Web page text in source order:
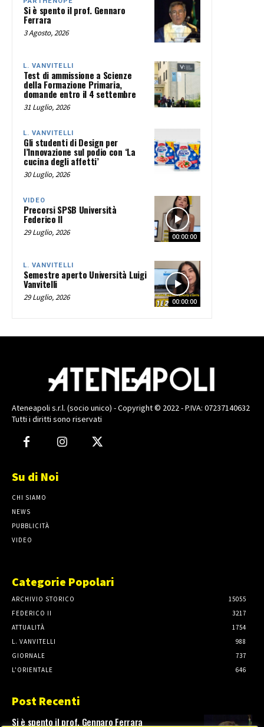
Si è spento il prof. Gennaro
Ferrara
3 Agosto, 2026
L. VANVITELLI
Test di ammissione a Scienze
della Formazione Primaria,
domande entro il 4 settembre
31 Luglio, 2026
L. VANVITELLI
Gli studenti di Design per
l’Innovazione sul podio con ‘La
cucina degli affetti’
30 Luglio, 2026
00:00:00
VIDEO
Precorsi SPSB Università
Federico II
29 Luglio, 2026
00:00:00
L. VANVITELLI
Semestre aperto Università Luigi
Vanvitelli
29 Luglio, 2026
Ateneapoli s.r.l. (socio unico) - Copyright © 2022 - P.IVA: 07237140632
Tutti i diritti sono riservati
Su di Noi
CHI SIAMO
NEWS
PUBBLICITÀ
VIDEO
Categorie Popolari
ARCHIVIO STORICO
15055
FEDERICO II
3217
ATTUALITÀ
1754
L. VANVITELLI
988
GIORNALE
737
L'ORIENTALE
646
Post Recenti
Si è spento il prof. Gennaro Ferrara